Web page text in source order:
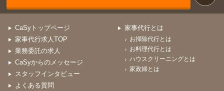
CaSyトップページ
家事代行求人TOP
業務委託の求人
CaSyからのメッセージ
スタッフインタビュー
よくある質問
家事代行とは
お掃除代行とは
お料理代行とは
ハウスクリーニングとは
家政婦とは